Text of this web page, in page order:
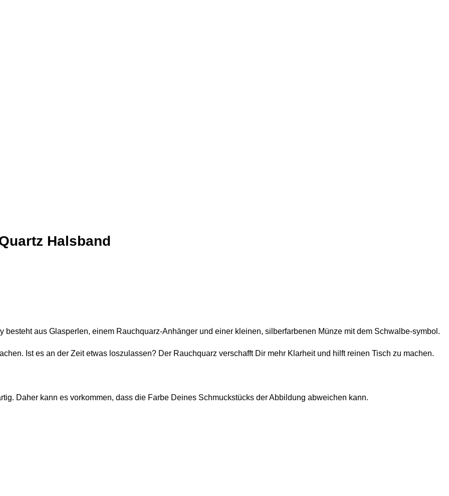
Halsband
aus Glasperlen, einem Rauchquarz-Anhänger und einer kleinen, silberfarbenen Münze mit dem Schwalbe-symbol.
Ist es an der Zeit etwas loszulassen? Der Rauchquarz verschafft Dir mehr Klarheit und hilft reinen Tisch zu machen.
Daher kann es vorkommen, dass die Farbe Deines Schmuckstücks der Abbildung abweichen kann.